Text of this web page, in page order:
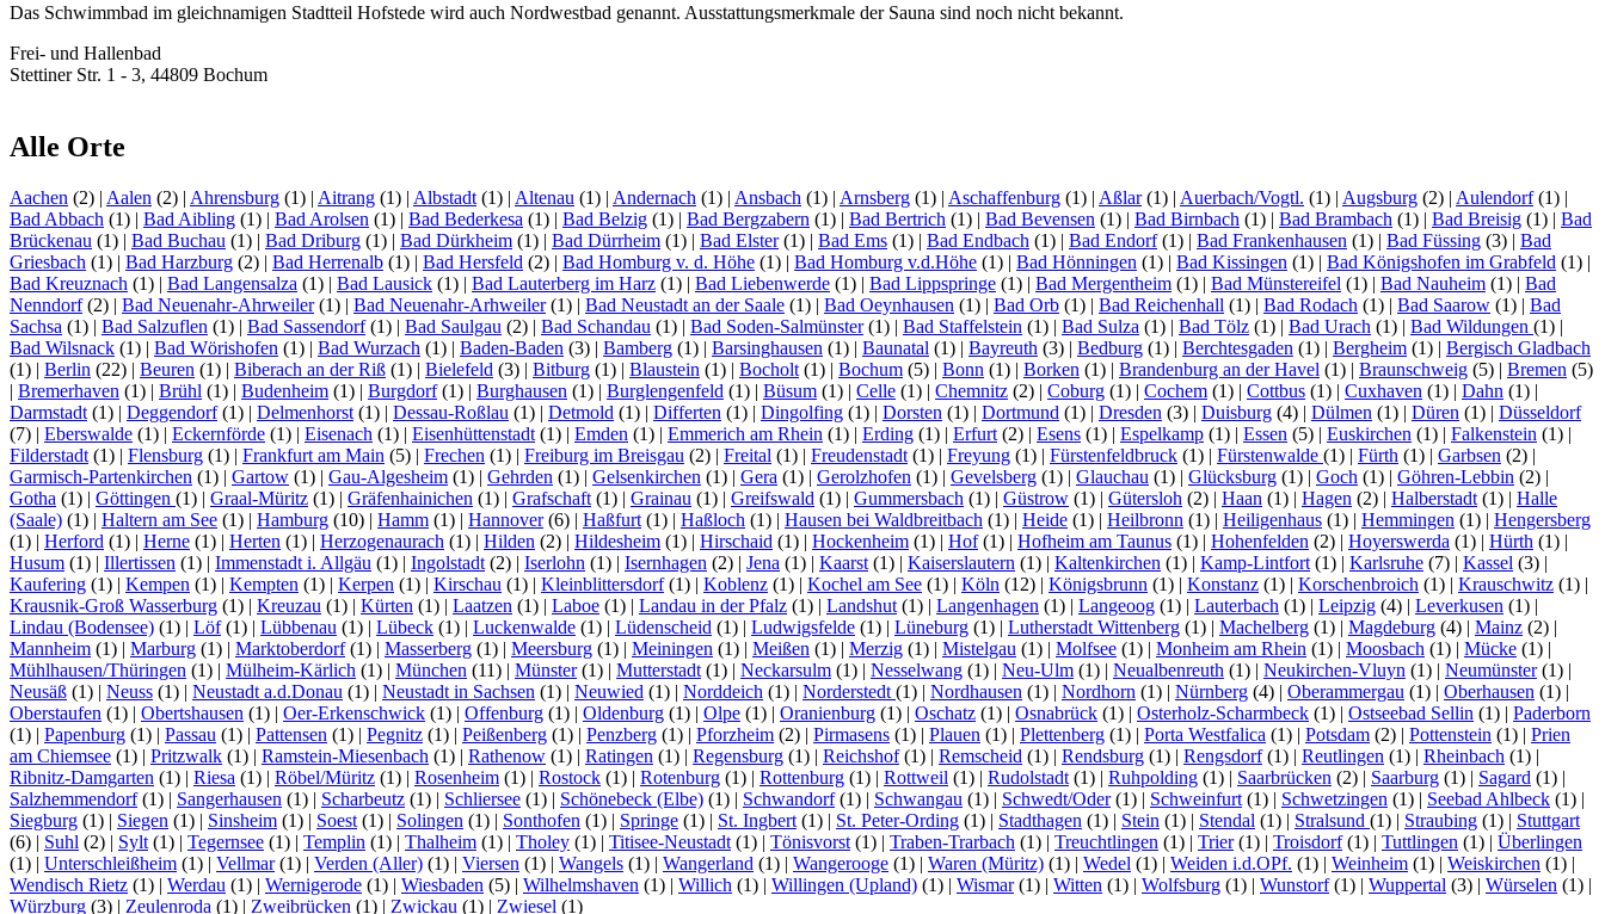
Das Schwimmbad im gleichnamigen Stadtteil Hofstede wird auch Nordwestbad genannt. Ausstattungsmerkmale der Sauna sind noch nicht bekannt.
Frei- und Hallenbad
Stettiner Str. 1 - 3, 44809 Bochum
Alle Orte
Aachen (2) | Aalen (2) | Ahrensburg (1) | Aitrang (1) | Albstadt (1) | Altenau (1) | Andernach (1) | Ansbach (1) | Arnsberg (1) | Aschaffenburg (1) | Aßlar(1) | Auerbach/Vogtl. (1) | Augsburg (2) | Aulendorf(1) |
Bad Abbach (1) | Bad Aibling (1) | Bad Arolsen (1) | Bad Bederkesa (1) | Bad Belzig (1) | Bad Bergzabern (1) | Bad Bertrich (1) | Bad Bevensen (1) | Bad Birnbach (1) | Bad Brambach (1) | Bad Breisig (1) | Bad
Brückenau (1) | Bad Buchau (1) | Bad Driburg (1) | Bad Dürkheim (1) | Bad Dürrheim (1) | Bad Elster(1) | Bad Ems (1) | Bad Endbach (1) | Bad Endorf(1) | Bad Frankenhausen (1) | Bad Füssing (3) | Bad
Griesbach (1) | Bad Harzburg (2) | Bad Herrenalb (1) | Bad Hersfeld (2) | Bad Homburg v. d. Höhe (1) | Bad Homburg v.d.Höhe (1) | Bad Hönningen (1) | Bad Kissingen (1) | Bad Königshofen im Grabfeld (1) |
Bad Kreuznach (1) | Bad Langensalza (1) | Bad Lausick (1) | Bad Lauterberg im Harz (1) | Bad Liebenwerde (1) | Bad Lippspringe (1) | Bad Mergentheim (1) | Bad Münstereifel (1) | Bad Nauheim (1) | Bad
Nenndorf(2) | Bad Neuenahr-Ahrweiler(1) | Bad Neuenahr-Arhweiler(1) | Bad Neustadt an der Saale (1) | Bad Oeynhausen (1) | Bad Orb (1) | Bad Reichenhall (1) | Bad Rodach (1) | Bad Saarow (1) | Bad
Sachsa (1) | Bad Salzuflen (1) | Bad Sassendorf(1) | Bad Saulgau (2) | Bad Schandau (1) | Bad Soden-Salmünster(1) | Bad Staffelstein (1) | Bad Sulza (1) | Bad Tölz (1) | Bad Urach (1) | Bad Wildungen (1) |
Bad Wilsnack (1) | Bad Wörishofen (1) | Bad Wurzach (1) | Baden-Baden (3) | Bamberg (1) | Barsinghausen (1) | Baunatal (1) | Bayreuth (3) | Bedburg (1) | Berchtesgaden (1) | Bergheim (1) | Bergisch Gladbach
(1) | Berlin (22) | Beuren (1) | Biberach an der Riß (1) | Bielefeld (3) | Bitburg (1) | Blaustein (1) | Bocholt (1) | Bochum (5) | Bonn (1) | Borken (1) | Brandenburg an der Havel (1) | Braunschweig (5) | Bremen (5)
| Bremerhaven (1) | Brühl (1) | Budenheim (1) | Burgdorf(1) | Burghausen (1) | Burglengenfeld (1) | Büsum (1) | Celle (1) | Chemnitz (2) | Coburg (1) | Cochem (1) | Cottbus (1) | Cuxhaven (1) | Dahn (1) |
Darmstadt (1) | Deggendorf(1) | Delmenhorst (1) | Dessau-Roßlau (1) | Detmold (1) | Differten (1) | Dingolfing (1) | Dorsten (1) | Dortmund (1) | Dresden (3) | Duisburg (4) | Dülmen (1) | Düren (1) | Düsseldorf
(7) | Eberswalde (1) | Eckernförde (1) | Eisenach (1) | Eisenhüttenstadt (1) | Emden (1) | Emmerich am Rhein (1) | Erding (1) | Erfurt (2) | Esens (1) | Espelkamp (1) | Essen (5) | Euskirchen (1) | Falkenstein (1) |
Filderstadt (1) | Flensburg (1) | Frankfurt am Main (5) | Frechen (1) | Freiburg im Breisgau (2) | Freital (1) | Freudenstadt (1) | Freyung (1) | Fürstenfeldbruck (1) | Fürstenwalde (1) | Fürth (1) | Garbsen (2) |
Garmisch-Partenkirchen (1) | Gartow (1) | Gau-Algesheim (1) | Gehrden (1) | Gelsenkirchen (1) | Gera (1) | Gerolzhofen (1) | Gevelsberg (1) | Glauchau (1) | Glücksburg (1) | Goch (1) | Göhren-Lebbin (2) |
Gotha (1) | Göttingen (1) | Graal-Müritz (1) | Gräfenhainichen (1) | Grafschaft (1) | Grainau (1) | Greifswald (1) | Gummersbach (1) | Güstrow (1) | Gütersloh (2) | Haan (1) | Hagen (2) | Halberstadt (1) | Halle
(Saale) (1) | Haltern am See (1) | Hamburg (10) | Hamm (1) | Hannover(6) | Haßfurt (1) | Haßloch (1) | Hausen bei Waldbreitbach (1) | Heide (1) | Heilbronn (1) | Heiligenhaus (1) | Hemmingen (1) | Hengersberg
(1) | Herford (1) | Herne (1) | Herten (1) | Herzogenaurach (1) | Hilden (2) | Hildesheim (1) | Hirschaid (1) | Hockenheim (1) | Hof(1) | Hofheim am Taunus (1) | Hohenfelden (2) | Hoyerswerda (1) | Hürth (1) |
Husum (1) | Illertissen (1) | Immenstadt i. Allgäu (1) | Ingolstadt (2) | Iserlohn (1) | Isernhagen (2) | Jena (1) | Kaarst (1) | Kaiserslautern (1) | Kaltenkirchen (1) | Kamp-Lintfort (1) | Karlsruhe (7) | Kassel (3) |
Kaufering (1) | Kempen (1) | Kempten (1) | Kerpen (1) | Kirschau (1) | Kleinblittersdorf(1) | Koblenz (1) | Kochel am See (1) | Köln (12) | Königsbrunn (1) | Konstanz (1) | Korschenbroich (1) | Krauschwitz (1) |
Krausnik-Groß Wasserburg (1) | Kreuzau (1) | Kürten (1) | Laatzen (1) | Laboe (1) | Landau in der Pfalz (1) | Landshut (1) | Langenhagen (1) | Langeoog (1) | Lauterbach (1) | Leipzig (4) | Leverkusen (1) |
Lindau (Bodensee) (1) | Löf(1) | Lübbenau (1) | Lübeck (1) | Luckenwalde (1) | Lüdenscheid (1) | Ludwigsfelde (1) | Lüneburg (1) | Lutherstadt Wittenberg (1) | Machelberg (1) | Magdeburg (4) | Mainz (2) |
Mannheim (1) | Marburg (1) | Marktoberdorf(1) | Masserberg (1) | Meersburg (1) | Meiningen (1) | Meißen (1) | Merzig (1) | Mistelgau (1) | Molfsee (1) | Monheim am Rhein (1) | Moosbach (1) | Mücke (1) |
Mühlhausen/Thüringen (1) | Mülheim-Kärlich (1) | München (11) | Münster(1) | Mutterstadt (1) | Neckarsulm (1) | Nesselwang (1) | Neu-Ulm (1) | Neualbenreuth (1) | Neukirchen-Vluyn (1) | Neumünster(1) |
Neusäß (1) | Neuss (1) | Neustadt a.d.Donau (1) | Neustadt in Sachsen (1) | Neuwied (1) | Norddeich (1) | Norderstedt (1) | Nordhausen (1) | Nordhorn (1) | Nürnberg (4) | Oberammergau (1) | Oberhausen (1) |
Oberstaufen (1) | Obertshausen (1) | Oer-Erkenschwick (1) | Offenburg (1) | Oldenburg (1) | Olpe (1) | Oranienburg (1) | Oschatz (1) | Osnabrück (1) | Osterholz-Scharmbeck (1) | Ostseebad Sellin (1) | Paderborn
(1) | Papenburg (1) | Passau (1) | Pattensen (1) | Pegnitz (1) | Peißenberg (1) | Penzberg (1) | Pforzheim (2) | Pirmasens (1) | Plauen (1) | Plettenberg (1) | Porta Westfalica (1) | Potsdam (2) | Pottenstein (1) | Prien
am Chiemsee (1) | Pritzwalk (1) | Ramstein-Miesenbach (1) | Rathenow (1) | Ratingen (1) | Regensburg (1) | Reichshof(1) | Remscheid (1) | Rendsburg (1) | Rengsdorf(1) | Reutlingen (1) | Rheinbach (1) |
Ribnitz-Damgarten (1) | Riesa (1) | Röbel/Müritz (1) | Rosenheim (1) | Rostock (1) | Rotenburg (1) | Rottenburg (1) | Rottweil (1) | Rudolstadt (1) | Ruhpolding (1) | Saarbrücken (2) | Saarburg (1) | Sagard (1) |
Salzhemmendorf(1) | Sangerhausen (1) | Scharbeutz (1) | Schliersee (1) | Schönebeck (Elbe) (1) | Schwandorf(1) | Schwangau (1) | Schwedt/Oder(1) | Schweinfurt (1) | Schwetzingen (1) | Seebad Ahlbeck (1) |
Siegburg (1) | Siegen (1) | Sinsheim (1) | Soest (1) | Solingen (1) | Sonthofen (1) | Springe (1) | St. Ingbert (1) | St. Peter-Ording (1) | Stadthagen (1) | Stein (1) | Stendal (1) | Stralsund (1) | Straubing (1) | Stuttgart
(6) | Suhl (2) | Sylt (1) | Tegernsee (1) | Templin (1) | Thalheim (1) | Tholey (1) | Titisee-Neustadt (1) | Tönisvorst (1) | Traben-Trarbach (1) | Treuchtlingen (1) | Trier(1) | Troisdorf(1) | Tuttlingen (1) | Überlingen
(1) | Unterschleißheim (1) | Vellmar(1) | Verden (Aller) (1) | Viersen (1) | Wangels (1) | Wangerland (1) | Wangerooge (1) | Waren (Müritz) (1) | Wedel (1) | Weiden i.d.OPf. (1) | Weinheim (1) | Weiskirchen (1) |
Wendisch Rietz (1) | Werdau (1) | Wernigerode (1) | Wiesbaden (5) | Wilhelmshaven (1) | Willich (1) | Willingen (Upland) (1) | Wismar(1) | Witten (1) | Wolfsburg (1) | Wunstorf(1) | Wuppertal (3) | Würselen (1) |
Würzburg (3) | Zeulenroda (1) | Zweibrücken (1) | Zwickau (1) | Zwiesel (1)